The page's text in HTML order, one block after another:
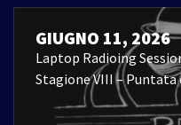
GIUGNO 11, 2026
Laptop Radioing
Stagione VIII – Puntata